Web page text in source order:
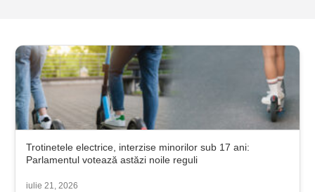
Trotinetele electrice, interzise minorilor sub 17 ani:
Parlamentul votează astăzi noile reguli
iulie 21, 2026